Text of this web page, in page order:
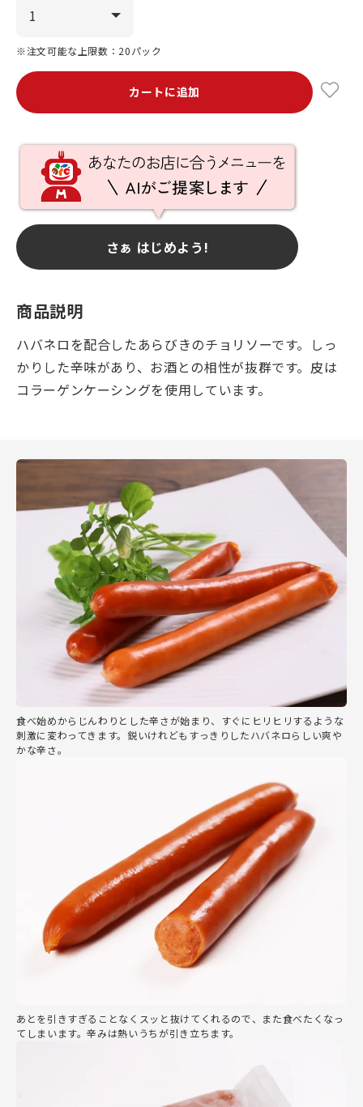
※注文可能な上限数：20パック
カートに追加
さぁ はじめよう!
商品説明
ハバネロを配合したあらびきのチョリソーです。しっ
かりした辛味があり、お酒との相性が抜群です。皮は
コラーゲンケーシングを使用しています。
食べ始めからじんわりとした辛さが始まり、すぐにヒリヒリするような
刺激に変わってきます。鋭いけれどもすっきりしたハバネロらしい爽や
かな辛さ。
あとを引きすぎることなくスッと抜けてくれるので、また食べたくなっ
てしまいます。辛みは熱いうちが引き立ちます。